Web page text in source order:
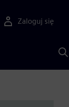
Zaloguj się